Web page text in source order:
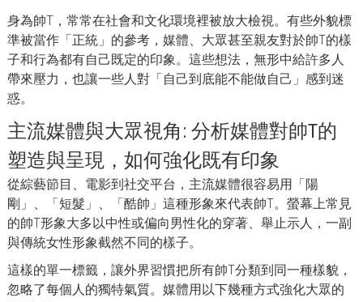
身為帥T，常常在社會和文化環境裡被放大檢視。有些外貌標
準被當作「正統」的參考，媒體、大眾甚至親友對於帥T的樣
子和行為都有自己既定的印象。這些想法，無形中給許多人
帶來壓力，也讓一些人對「自己到底能不能做自己」感到迷
惑。
主流媒體與大眾視角: 分析媒體對帥T的
塑造與呈現，如何強化既有印象
從綜藝節目、電影到社交平台，主流媒體很容易用「陽
剛」、「短髮」、「酷帥」這種形象來代表帥T。螢幕上常見
的帥T形象大多以中性或偏向男性化的穿著、舉止示人，一副
與傳統女性形象截然不同的樣子。
這樣的單一標籤，讓外界習慣把所有帥T分類到同一種樣貌，
忽略了每個人的獨特氣質。媒體用以下幾種方式強化大眾的